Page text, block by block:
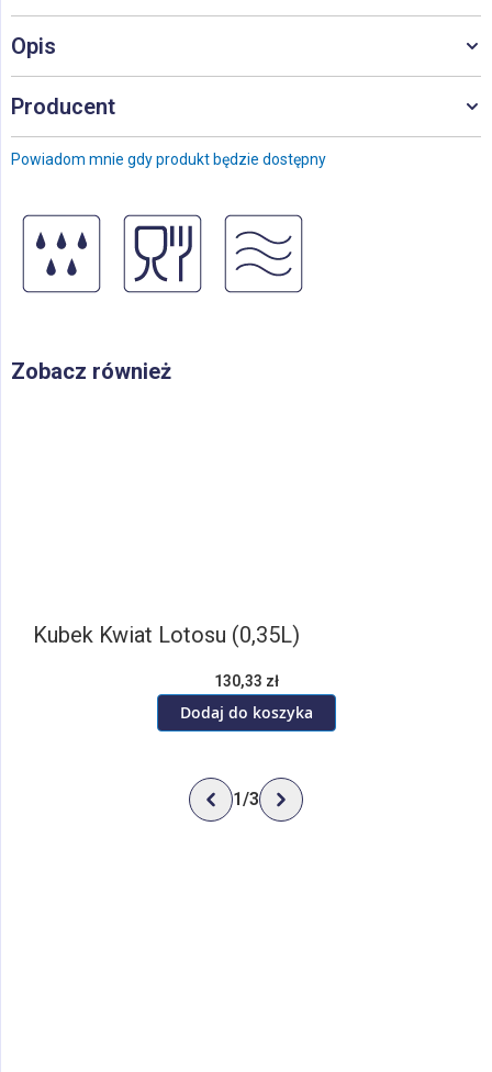
Powiadom mnie gdy produkt będzie dostępny
Opis
Producent
Zobacz również
Kubek Kwiat Lotosu (0,35L)
130,33 zł
Dodaj do koszyka
1/3